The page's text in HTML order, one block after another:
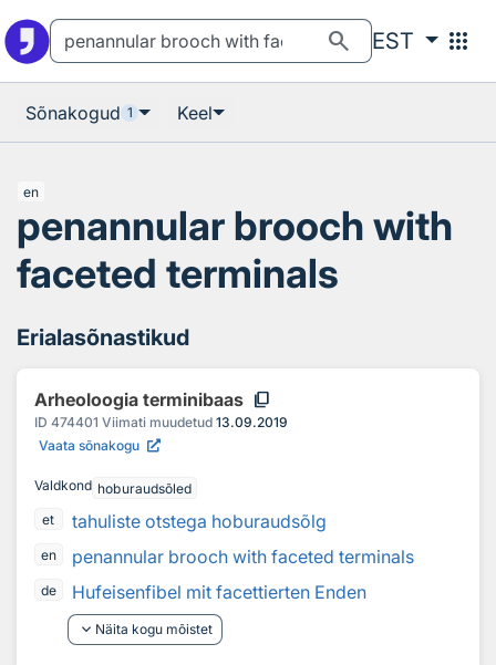
search EST apps
Sõnakogud 1 Keel
en
penannular brooch with
faceted terminals
Erialasõnastikud
Arheoloogia terminibaas content_copy
ID 474401 Viimati muudetud 13.09.2019
Vaata sõnakogu
Valdkond hoburaudsõled
et
tahuliste otstega hoburaudsõlg
en penannular brooch with faceted terminals
de
Hufeisenfibel mit facettierten Enden
keyboard_arrow_down Näita kogu mõistet